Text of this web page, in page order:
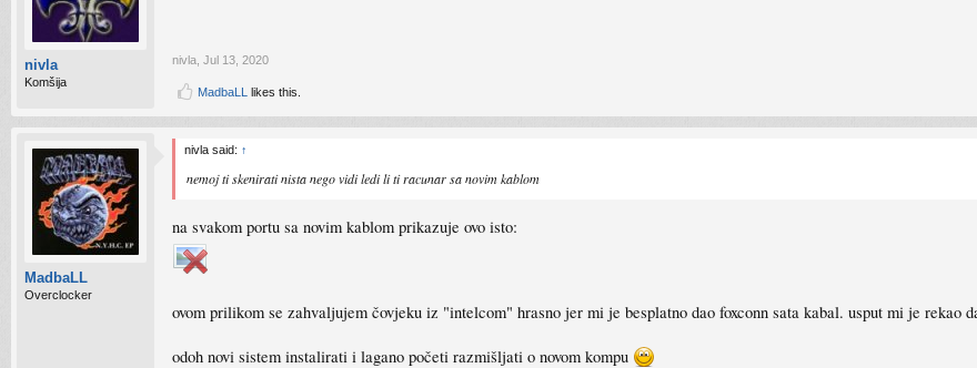
nivla
Komšija
nivla Jul 13, 2020
MadbaLL likes this.
MadbaLL
Overclocker
nivla said: ↑
nemoj ti skenirati nista nego vidi ledi li ti racunar sa novim kablom
na svakom portu sa novim kablom prikazuje ovo isto:
ovom prilikom se zahvaljujem čovjeku iz "intelcom" hrasno jer mi je besplatno dao foxconn sata kabal. usput mi je rekao
odoh novi sistem instalirati i lagano početi razmišljati o novom kompu